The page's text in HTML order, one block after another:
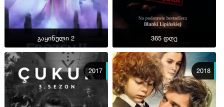
გაყინული 2 365 დღე
2017 2018